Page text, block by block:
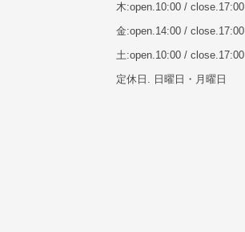
木:open.10:00 / close.17:00
金:open.14:00 / close.17:00
土:open.10:00 / close.17:00
定休日. 日曜日・月曜日